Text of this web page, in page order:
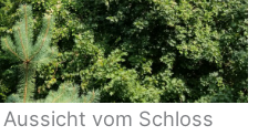
vom Schloss